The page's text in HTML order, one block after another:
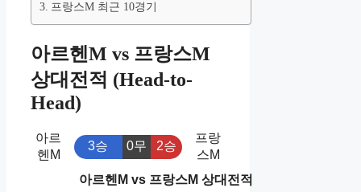
프랑스M 최근 10경기
아르헨M vs 프랑스M
상대전적 (Head-to-
Head)
아르
헨M
3승 0무 2승
프랑
스M
아르헨M vs 프랑스M 상대전적